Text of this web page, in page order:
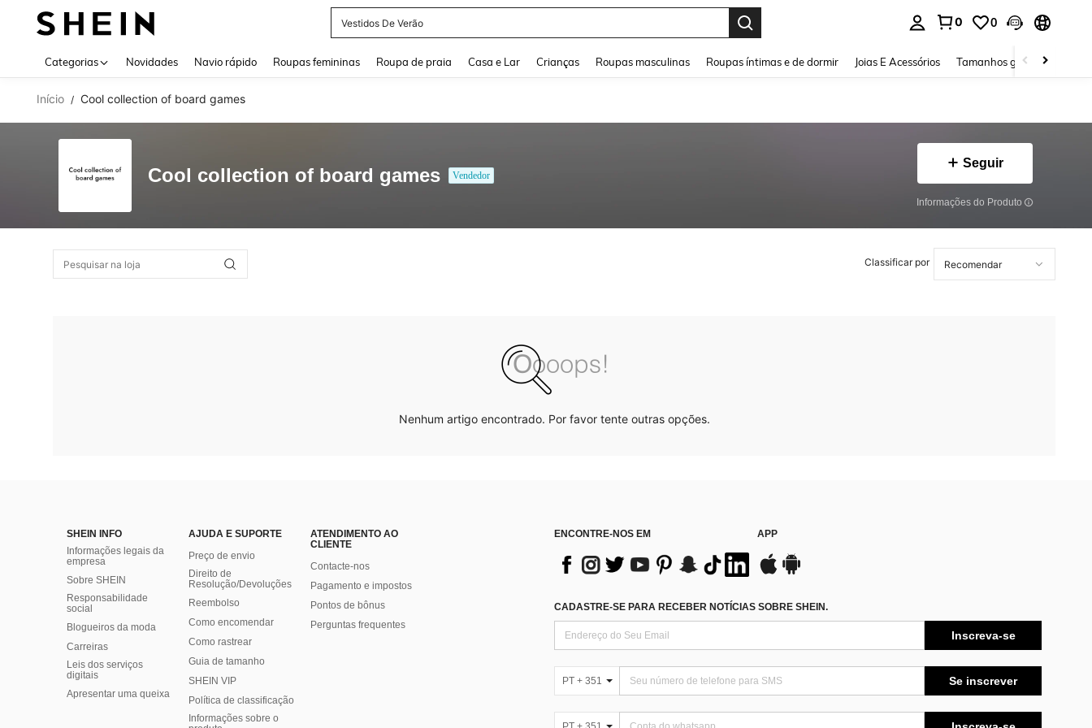
Vestidos De Verão
0 0
Categorias Novidades Navio rápido Roupas femininas Roupa de praia Casa e Lar Crianças Roupas masculinas Roupas íntimas e de dormir Joias E Acessórios Tamanhos grandes
Início / Cool collection of board games
Cool collection of board games Vendedor
Seguir
Informações do Produto
Classificar por
Nenhum artigo encontrado. Por favor tente outras opções.
SHEIN INFO
Informações legais da
empresa
Sobre SHEIN
Responsabilidade
social
Blogueiros da moda
Carreiras
Leis dos serviços
digitais
Apresentar uma queixa
AJUDA E SUPORTE
Preço de envio
Direito de
Resolução/Devoluções
Reembolso
Como encomendar
Como rastrear
Guia de tamanho
SHEIN VIP
Política de classificação
​Informações sobre o
ATENDIMENTO AO
CLIENTE
Contacte-nos
Pagamento e impostos
Pontos de bônus
Perguntas frequentes
ENCONTRE-NOS EM APP
CADASTRE-SE PARA RECEBER NOTÍCIAS SOBRE SHEIN.
Inscreva-se
PT + 351 Se inscrever